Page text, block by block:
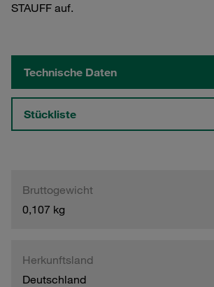
STAUFF auf.
Technische Daten
Stückliste
Bruttogewicht
0,107 kg
Herkunftsland
Deutschland